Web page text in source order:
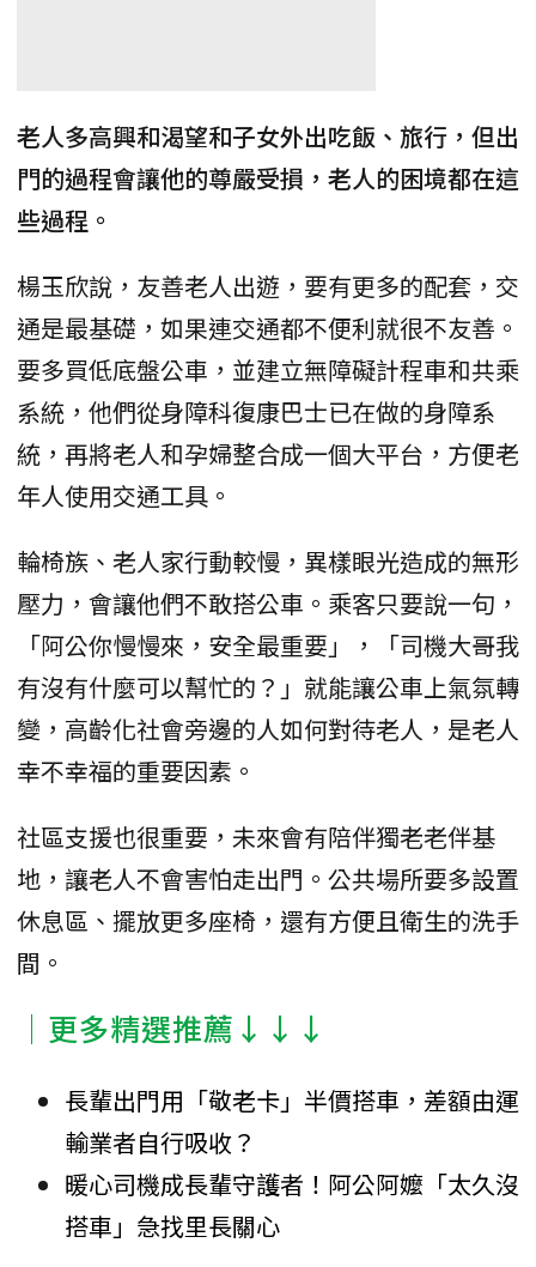
老人多高興和渴望和子女外出吃飯、旅行，但出
門的過程會讓他的尊嚴受損，老人的困境都在這
些過程。
楊玉欣說，友善老人出遊，要有更多的配套，交
通是最基礎，如果連交通都不便利就很不友善。
要多買低底盤公車，並建立無障礙計程車和共乘
系統，他們從身障科復康巴士已在做的身障系
統，再將老人和孕婦整合成一個大平台，方便老
年人使用交通工具。
輪椅族、老人家行動較慢，異樣眼光造成的無形
壓力，會讓他們不敢搭公車。乘客只要說一句，
「阿公你慢慢來，安全最重要」，「司機大哥我
有沒有什麼可以幫忙的？」就能讓公車上氣氛轉
變，高齡化社會旁邊的人如何對待老人，是老人
幸不幸福的重要因素。
社區支援也很重要，未來會有陪伴獨老老伴基
地，讓老人不會害怕走出門。公共場所要多設置
休息區、擺放更多座椅，還有方便且衛生的洗手
間。
│更多精選推薦↓↓↓
長輩出門用「敬老卡」半價搭車，差額由運
輸業者自行吸收？
暖心司機成長輩守護者！阿公阿嬤「太久沒
搭車」急找里長關心